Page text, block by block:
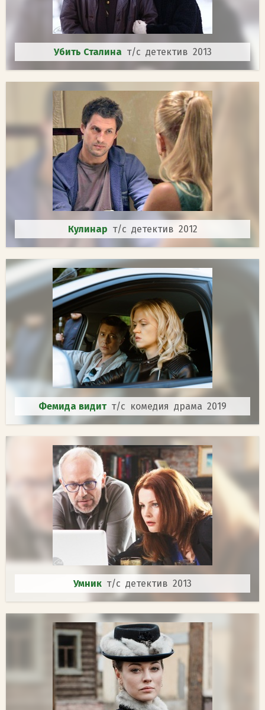
Убить Сталина т/с детектив 2013
Кулинар т/с детектив 2012
Фемида видит т/с комедия драма 2019
Умник т/с детектив 2013